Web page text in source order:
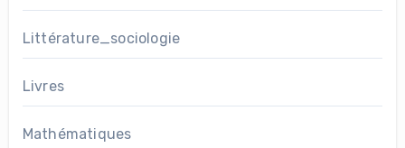
Littérature_sociologie
Livres
Mathématiques